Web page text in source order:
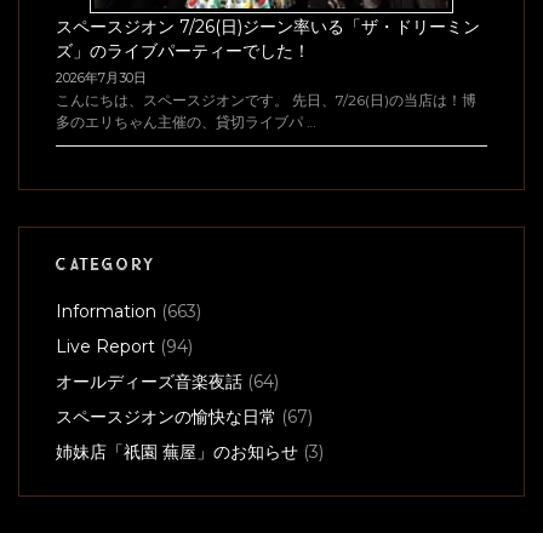
スペースジオン 7/26(日)ジーン率いる「ザ・ドリーミン
ズ」のライブパーティーでした！
2026年7月30日
こんにちは、スペースジオンです。 先日、7/26(日)の当店は！博
多のエリちゃん主催の、貸切ライブパ …
CATEGORY
Information (663)
Live Report (94)
オールディーズ音楽夜話 (64)
スペースジオンの愉快な日常 (67)
姉妹店「祇園 蕪屋」のお知らせ (3)